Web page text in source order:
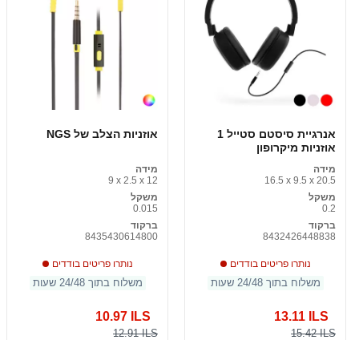
אוזניות הצלב של NGS
מידה
9 x 2.5 x 12
משקל
0.015
ברקוד
8435430614800
נותרו פריטים בודדים
משלוח בתוך 24/48 שעות
10.97 ILS
12.91 ILS
אנרגיית סיסטם סטייל 1
אוזניות מיקרופון
מידה
16.5 x 9.5 x 20.5
משקל
0.2
ברקוד
8432426448838
נותרו פריטים בודדים
משלוח בתוך 24/48 שעות
13.11 ILS
15.42 ILS